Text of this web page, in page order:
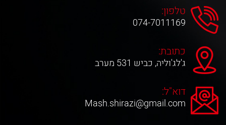
טלפון:
074-7011169
כתובת:
ג'לג'וליה, כביש 531 מערב
דוא"ל:
Mash.shirazi@gmail.com